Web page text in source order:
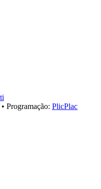
• Programação: PlicPlac